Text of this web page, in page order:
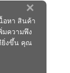
×
อหา สินค้า
มความพึง
ยิ่งขึ้น คุณ